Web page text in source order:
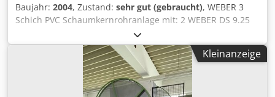
Baujahr: 2004, Zustand: sehr gut (gebraucht), WEBER 3
Schich PVC Schaumkernrohranlage mit: 2 WEBER DS 9.25
EXTRUDERN I Baujahr 2004 WEBER DS 9.25
DOPPELSCHNECKENEXTRUDER Baujahr 2004 Anwendung
PVC-Schaumkern-Rohr (Dreischicht Verkauft werden nur
die Extruder, Ohne Feedblock Die Schnecken und Zylinder
der beiden Extruder sind in sehr gutem Zustandder Die
Kleinanzeige